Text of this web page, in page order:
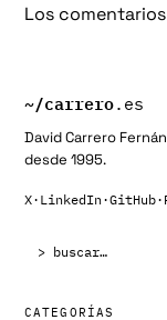
Los
~/carrero.es
David Carrero
desde 1995.
X· LinkedIn·GitHub·
CATEGORÍAS